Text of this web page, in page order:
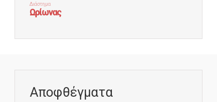
Αποφθέγματα